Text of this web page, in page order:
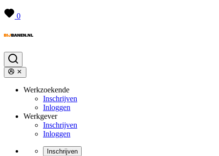
0
Werkzoekende
Inschrijven
Inloggen
Werkgever
Inschrijven
Inloggen
Inschrijven